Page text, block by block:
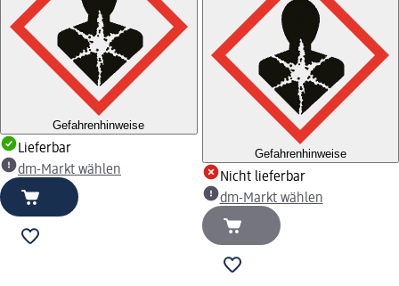
Gefahrenhinweise
Lieferbar
dm-Markt wählen
Gefahrenhinweise
Nicht lieferbar
dm-Markt wählen